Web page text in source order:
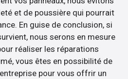
et de poussière qui pourrait
En guise de conclusion, si
nous serons en mesure
réaliser les réparations
vous êtes en possibilité de
pour vous offrir un